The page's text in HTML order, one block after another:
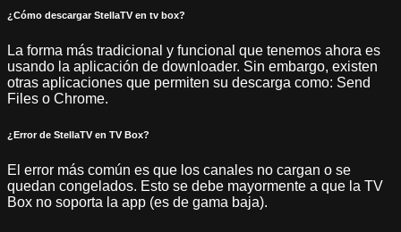
¿Cómo descargar StellaTV en tv box?
La forma más tradicional y funcional que tenemos ahora es
usando la aplicación de downloader. Sin embargo, existen
otras aplicaciones que permiten su descarga como: Send
Files o Chrome.
¿Error de StellaTV en TV Box?
El error más común es que los canales no cargan o se
quedan congelados. Esto se debe mayormente a que la TV
Box no soporta la app (es de gama baja).